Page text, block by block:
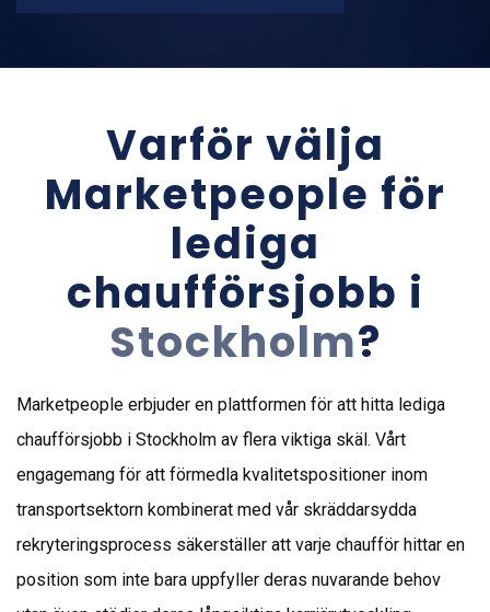
Varför välja
Marketpeople för
lediga
chaufförsjobb i
Stockholm?
Marketpeople erbjuder en plattformen för att hitta lediga
chaufförsjobb i Stockholm av flera viktiga skäl. Vårt
engagemang för att förmedla kvalitetspositioner inom
transportsektorn kombinerat med vår skräddarsydda
rekryteringsprocess säkerställer att varje chaufför hittar en
position som inte bara uppfyller deras nuvarande behov